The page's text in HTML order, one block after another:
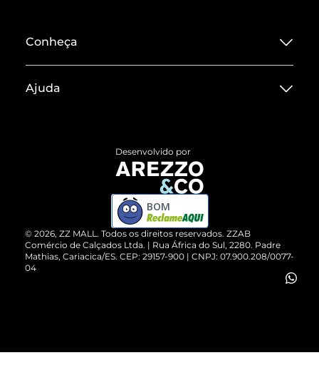
Conheça
Termos de Uso
ZZ MALL é confiável
Cartão Presente
Vendas Corporativas
Ajuda
Devolução do Produto
Compre pelo WhatsApp
© 2026, ZZ MALL. Todos os direitos reservados. ZZAB
Comércio de Calçados Ltda. | Rua África do Sul, 2280. Padre
Mathias, Cariacica/ES. CEP: 29157-900 | CNPJ: 07.900.208/0077-
04
Desenvolvido por
BOM